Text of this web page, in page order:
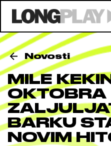
Novosti
MILE
OKTOBRA
BARKU
NOVIM